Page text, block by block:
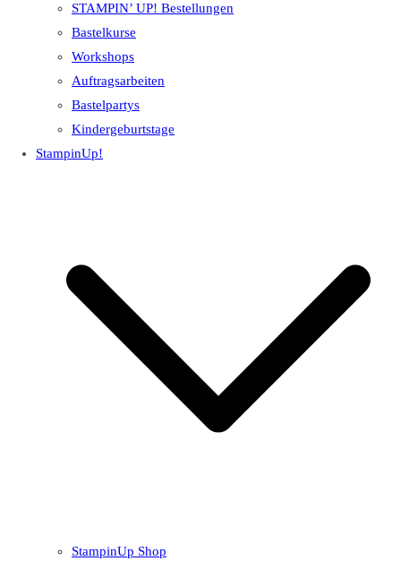
STAMPIN’ UP! Bestellungen
Bastelkurse
Workshops
Auftragsarbeiten
Bastelpartys
Kindergeburtstage
StampinUp!
StampinUp Shop